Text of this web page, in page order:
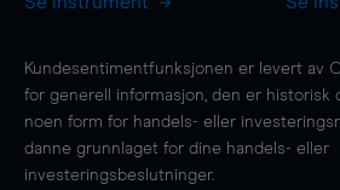
Kundesentimentfunksjonen er levert av
for generell informasjon, den er historisk
noen form for handels- eller
danne grunnlaget for dine handels- eller
investeringsbeslutninger.